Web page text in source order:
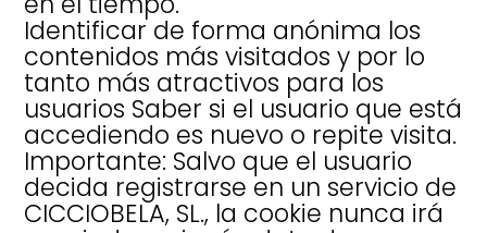
Identificar de forma anónima los
contenidos más visitados y por lo
tanto más atractivos para los
usuarios Saber si el usuario que está
accediendo es nuevo o repite visita.
Importante: Salvo que el usuario
decida registrarse en un servicio de
CICCIOBELA, SL., la cookie nunca irá